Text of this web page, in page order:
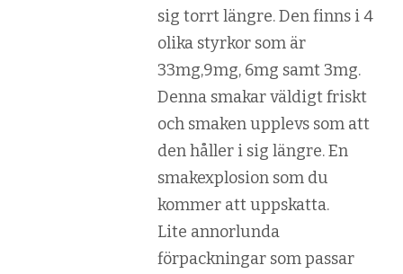
sig torrt längre. Den finns i 4
olika styrkor som är
33mg,9mg, 6mg samt 3mg.
Denna smakar väldigt friskt
och smaken upplevs som att
den håller i sig längre. En
smakexplosion som du
kommer att uppskatta.
Lite annorlunda
förpackningar som passar